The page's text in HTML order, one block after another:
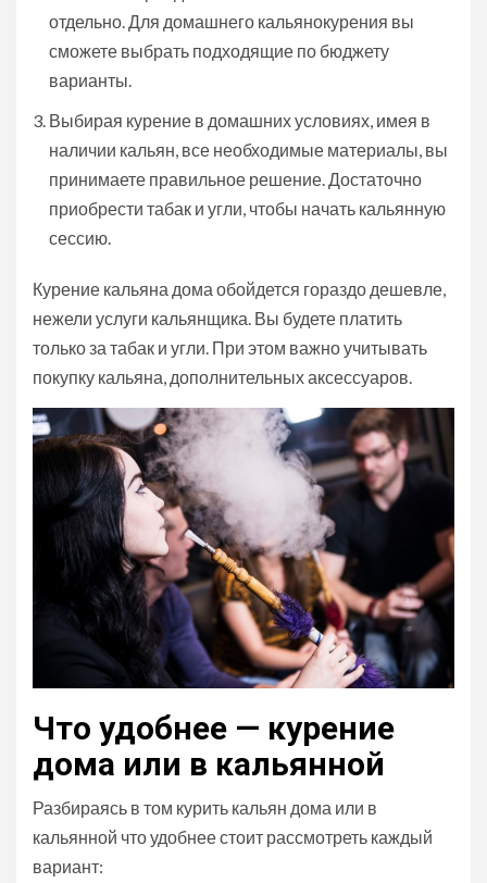
отдельно. Для домашнего кальянокурения вы
сможете выбрать подходящие по бюджету
варианты.
Выбирая курение в домашних условиях, имея в
наличии кальян, все необходимые материалы, вы
принимаете правильное решение. Достаточно
приобрести табак и угли, чтобы начать кальянную
сессию.
Курение кальяна дома обойдется гораздо дешевле,
нежели услуги кальянщика. Вы будете платить
только за табак и угли. При этом важно учитывать
покупку кальяна, дополнительных аксессуаров.
Что удобнее — курение
дома или в кальянной
Разбираясь в том курить кальян дома или в
кальянной что удобнее стоит рассмотреть каждый
вариант: